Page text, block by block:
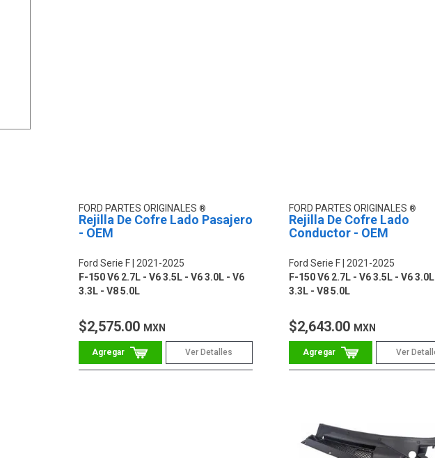
FORD PARTES ORIGINALES
Rejilla De Cofre Lado Pasajero
- OEM
Ford Serie F
2021-2025
F-150 V6 2.7L - V6 3.5L - V6 3.0L - V6
3.3L - V8 5.0L
$2,575.00 MXN
Ver Detalles
FORD PARTES ORIGINALES
Rejilla De Cofre Lado
Conductor - OEM
Ford Serie F
2021-2025
F-150 V6 2.7L - V6 3.5L - V6
3.3L - V8 5.0L
$2,643.00 MXN
Ver